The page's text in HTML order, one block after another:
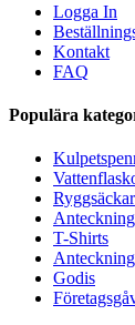
Logga In
Kontakt
FAQ
Populära
Ryggsäckar
T-Shirts
Godis